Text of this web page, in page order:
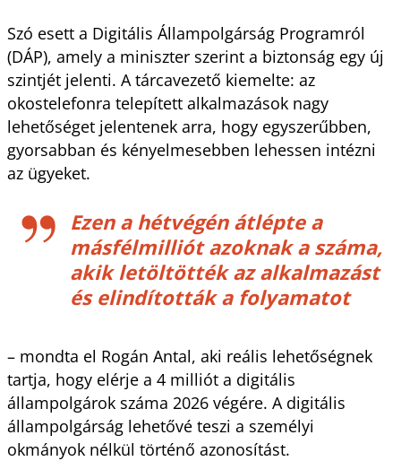
Szó esett a Digitális Állampolgárság Programról
(DÁP), amely a miniszter szerint a biztonság egy új
szintjét jelenti. A tárcavezető kiemelte: az
okostelefonra telepített alkalmazások nagy
lehetőséget jelentenek arra, hogy egyszerűbben,
gyorsabban és kényelmesebben lehessen intézni
az ügyeket.
Ezen a hétvégén átlépte a
másfélmilliót azoknak a száma,
akik letöltötték az alkalmazást
és elindították a folyamatot
– mondta el Rogán Antal, aki reális lehetőségnek
tartja, hogy elérje a 4 milliót a digitális
állampolgárok száma 2026 végére. A digitális
állampolgárság lehetővé teszi a személyi
okmányok nélkül történő azonosítást.